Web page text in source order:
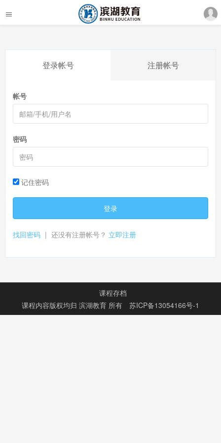
登录帐号 注册帐号
帐号
密码
记住密码
登录
找回密码 | 还没有注册帐号？ 立即注册
课程存档
课程内容版权均归 滨湖教育 所有 苏ICP备13054166号-1